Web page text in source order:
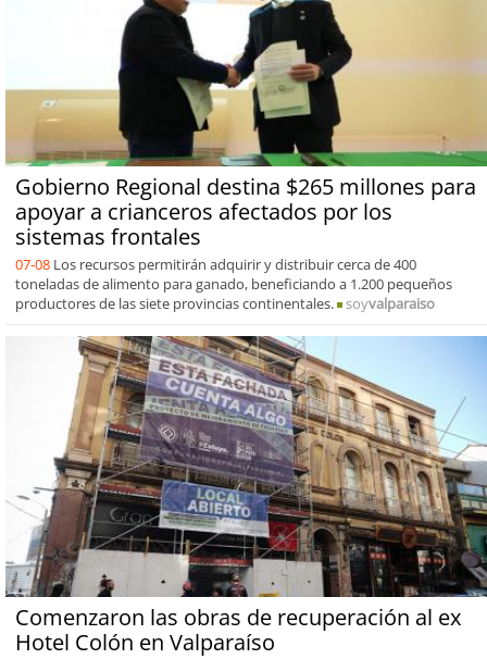
Gobierno Regional destina $265 millones para
apoyar a crianceros afectados por los
sistemas frontales
07-08 Los recursos permitirán adquirir y distribuir cerca de 400
toneladas de alimento para ganado, beneficiando a 1.200 pequeños
productores de las siete provincias continentales.
soyvalparaiso
Comenzaron las obras de recuperación al ex
Hotel Colón en Valparaíso